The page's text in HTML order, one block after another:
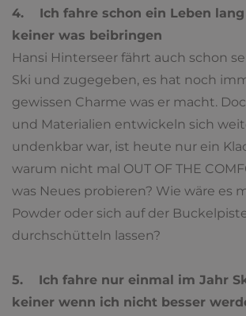
4. Ich fahre schon ein Leben lang
keiner was beibringen
Hansi Hinterseer fährt auch schon
Ski und zugegeben, es hat noch
gewissen Charme was er macht.
und Materialien entwickeln sich
undenkbar war, ist heute nur ein
warum nicht mal OUT OF THE
was Neues probieren? Wie wäre es
Powder oder sich auf der
durchschütteln lassen?
5. Ich fahre nur einmal im Jahr
keiner wenn ich nicht besser